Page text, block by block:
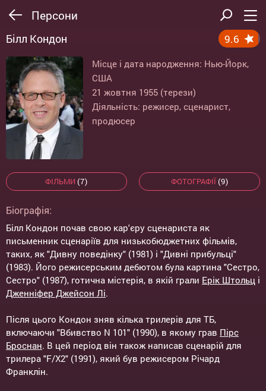
Персони
Білл Кондон 9.6
Місце і дата народження: Нью-Йорк,
США
21 жовтня 1955 (терези)
Діяльність: режисер, сценарист,
продюсер
ФІЛЬМИ (7) ФОТОГРАФІЇ(9)
Біографія:
Білл Кондон почав свою кар'єру сценариста як
письменник сценаріїв для низькобюджетних фільмів,
таких, як "Дивну поведінку" (1981) і "Дивні прибульці"
(1983). Його режисерським дебютом була картина "Сестро,
Сестро" (1987), готична містерія, в якій грали Ерік Штольц і
Дженніфер Джейсон Лі.
Після цього Кондон зняв кілька трилерів для ТБ,
включаючи "Вбивство N 101" (1990), в якому грав Пірс
Броснан. В цей період він також написав сценарій для
трилера "F/X2" (1991), який був режисером Річард
Франклін.